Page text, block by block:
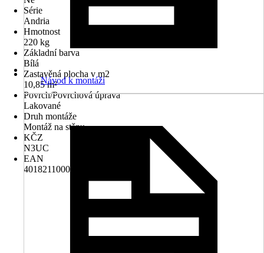
Série
Andria
Hmotnost
220 kg
Základní barva
Bílá
Zastavěná plocha v m2
10,85 m²
Povrch/Povrchová úprava
Lakované
Druh montáže
Montáž na stěnu
KČZ
N3UC
EAN
4018211000029
Návod k montáži